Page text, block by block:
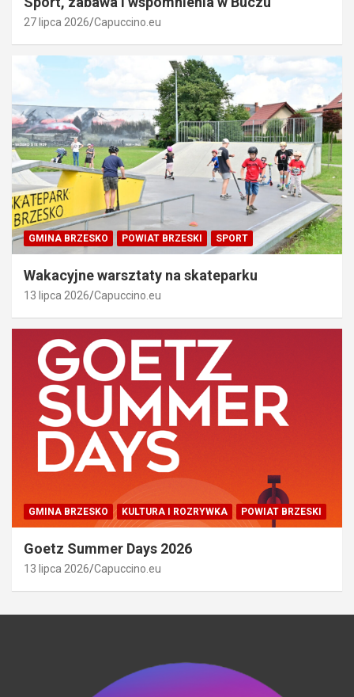
27 lipca 2026 Capuccino.eu
GMINA BRZESKO POWIAT BRZESKI SPORT
Wakacyjne warsztaty na skateparku
13 lipca 2026 Capuccino.eu
GMINA BRZESKO KULTURA I ROZRYWKA POWIAT BRZESKI
Goetz Summer Days 2026
13 lipca 2026 Capuccino.eu